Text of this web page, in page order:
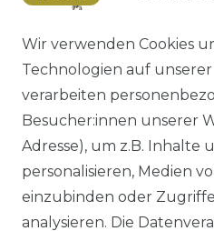
zwischen
7,95 € *
Wir verwenden Cookies
Technologien auf
verarbeiten
Besucher:innen unserer
Adresse), um z.B. Inhalte
personalisieren, Medien
einzubinden oder
analysieren. Die